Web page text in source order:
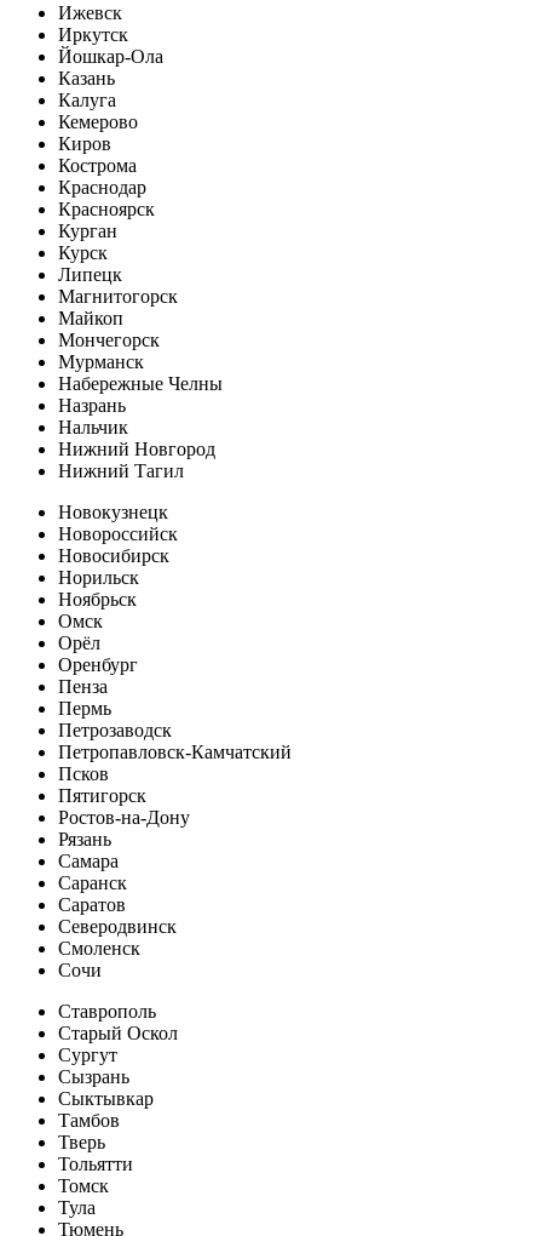
Ижевск
Иркутск
Йошкар-Ола
Казань
Калуга
Кемерово
Киров
Кострома
Краснодар
Красноярск
Курган
Курск
Липецк
Магнитогорск
Майкоп
Мончегорск
Мурманск
Набережные Челны
Назрань
Нальчик
Нижний Новгород
Нижний Тагил
Новокузнецк
Новороссийск
Новосибирск
Норильск
Ноябрьск
Омск
Орёл
Оренбург
Пенза
Пермь
Петрозаводск
Петропавловск-Камчатский
Псков
Пятигорск
Ростов-на-Дону
Рязань
Самара
Саранск
Саратов
Северодвинск
Смоленск
Сочи
Ставрополь
Старый Оскол
Сургут
Сызрань
Сыктывкар
Тамбов
Тверь
Тольятти
Томск
Тула
Тюмень